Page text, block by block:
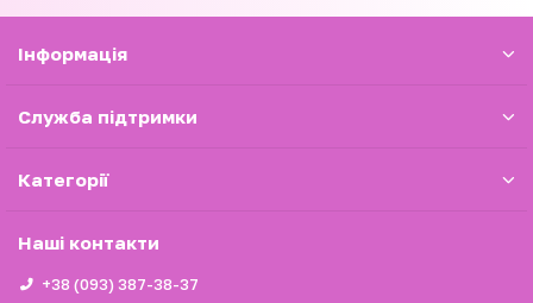
Iнформація
Служба підтримки
Категорії
Наші контакти
+38 (093) 387-38-37